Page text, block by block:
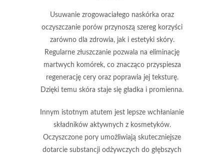
Usuwanie zrogowaciałego naskórka oraz
oczyszczanie porów przynoszą szereg korzyści
zarówno dla zdrowia, jak i estetyki skóry.
Regularne złuszczanie pozwala na eliminację
martwych komórek, co znacząco przyspiesza
regenerację cery oraz poprawia jej teksturę.
Dzięki temu skóra staje się gładka i promienna.
Innym istotnym atutem jest lepsze wchłanianie
składników aktywnych z kosmetyków.
Oczyszczone pory umożliwiają skuteczniejsze
dotarcie substancji odżywczych do głębszych